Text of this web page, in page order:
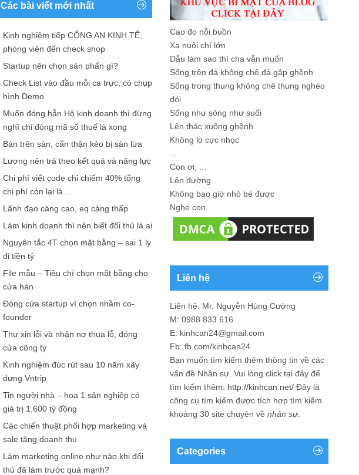
Các bài viết mới nhất
Kinh nghiệm tiếp CÔNG AN KINH TẾ,
phóng viên đến check shop
Startup nên chọn sản phẩn gì?
Check List vào đầu mỗi ca trực, có chụp
hình Demo
Muốn đóng hẳn Hộ kinh doanh thì đừng
nghĩ chỉ đóng mã số thuế là xong
Bán trên sàn, cẩn thận kẻo bị sàn lừa
Lương nên trả theo kết quả và năng lực
Chi phí viết code chỉ chiếm 40% tổng
chi phí còn lại là…
Lãnh đạo càng cao, eq càng thấp
Làm kinh doanh thì nên biết đối thủ là ai
Nguyên tắc 4T chọn mặt bằng – sai 1 ly
đi tiền tỷ
File mẫu – Tiêu chí chọn mặt bằng cho
cửa hàn
Đóng cửa startup vì chọn nhầm co-
founder
Thư xin lỗi và nhận nợ thua lỗ, đóng
cửa công ty
Kinh nghiệm đúc rút sau 10 năm xây
dựng Vntrip
Tin người nhà – họa 1 sản nghiệp có
giá trị 1.600 tỷ đồng
Các chiến thuật phối hợp marketing và
sale tăng doanh thu
Làm marketing online như nào khi đối
thủ đã làm trước quá mạnh?
Cao đo nỗi buồn
Xa nuôi chí lớn
Dẫu làm sao thì cha vẫn muốn
Sống trên đá không chê đá gập ghềnh
Sống trong thung không chê thung nghèo
đói
Sống như sông như suối
Lên thác xuống ghềnh
Không lo cực nhọc
Con ơi, ...
Lên đường
Không bao giờ nhỏ bé được
Nghe con.
Liên hệ
Liên hệ: Mr. Nguyễn Hùng Cường
M: 0988 833 616
E: kinhcan24@gmail.com
Fb: fb.com/kinhcan24
Bạn muốn tìm kiếm thêm thông tin về các
vấn đề Nhân sự . Vui lòng click tại đây để
tìm kiếm thêm: http://kinhcan.net/ Đây là
công cụ tìm kiếm được tích hợp tìm kiếm
khoảng 30 site chuyên về nhân sự.
Categories